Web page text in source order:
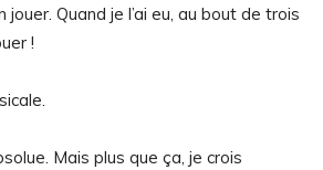
Quand je l’ai eu, au bout de trois
!
Mais plus que ça, je crois